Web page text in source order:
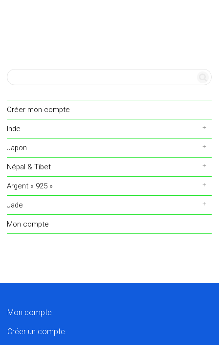
Créer mon compte
Inde
Japon
Népal & Tibet
Argent « 925 »
Jade
Mon compte
Mon compte
Créer un compte